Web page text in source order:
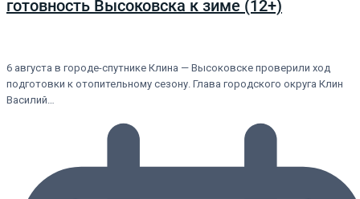
готовность Высоковска к зиме (12+)
6 августа в городе-спутнике Клина — Высоковске проверили ход
подготовки к отопительному сезону. Глава городского округа Клин
Василий…